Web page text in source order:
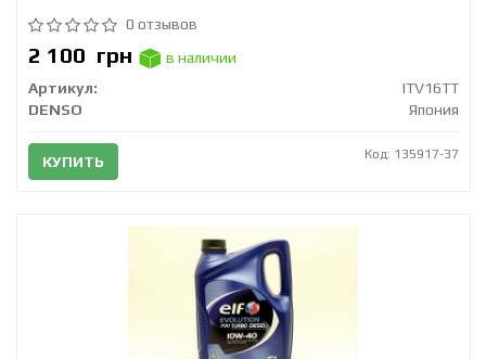
0 отзывов
2 100 грн
в наличии
Артикул:
ITV16TT
DENSO
Япония
КУПИТЬ Код: 135917-37